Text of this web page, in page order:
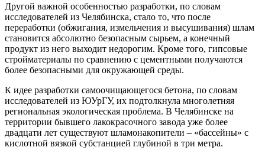
Другой важной особенностью разработки, по словам
исследователей из Челябинска, стало то, что после
переработки (обжигания, измельчения и высушивания) шлам
становится абсолютно безопасным сырьем, а конечный
продукт из него выходит недорогим. Кроме того, гипсовые
стройматериалы по сравнению с цементными получаются
более безопасными для окружающей среды.
К идее разработки самоочищающегося бетона, по словам
исследователей из ЮУрГУ, их подтолкнула многолетняя
региональная экологическая проблема. В Челябинске на
территории бывшего лакокрасочного завода уже более
двадцати лет существуют шламонакопители – «бассейны» с
кислотной вязкой субстанцией глубиной в три метра.